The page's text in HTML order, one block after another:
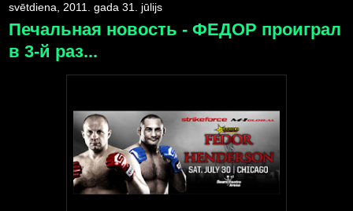
svētdiena, 2011. gada 31. jūlijs
Печальная новость - ФЕДОР проиграл
в 3-й раз...